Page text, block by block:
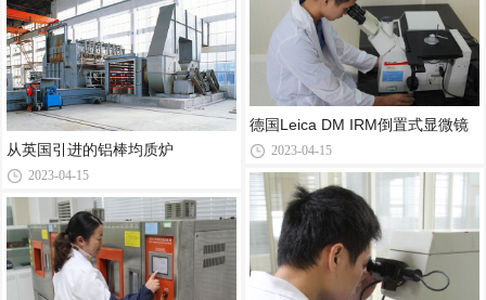
从英国引进的铝棒均质炉
2023-04-15
德国Leica DM IRM倒置式显微镜
2023-04-15